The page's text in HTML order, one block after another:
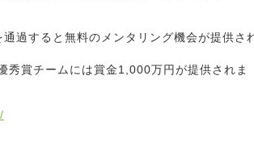
過すると無料のメンタリング機会が提供さ
秀賞チームには賞金1,000万円が提供されま